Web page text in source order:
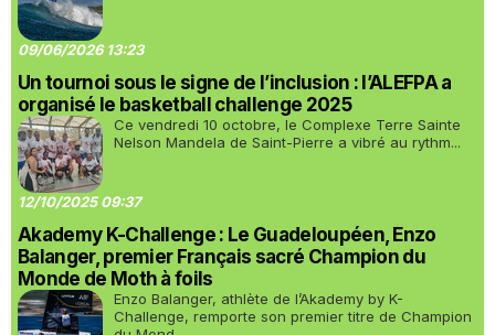
09/06/2026 13:23
Un tournoi sous le signe de l’inclusion : l’ALEFPA a
organisé le basketball challenge 2025
Ce vendredi 10 octobre, le Complexe Terre Sainte
Nelson Mandela de Saint-Pierre a vibré au rythm...
12/10/2025 09:37
Akademy K-Challenge : Le Guadeloupéen, Enzo
Balanger, premier Français sacré Champion du
Monde de Moth à foils
Enzo Balanger, athlète de l’Akademy by K-
Challenge, remporte son premier titre de Champion